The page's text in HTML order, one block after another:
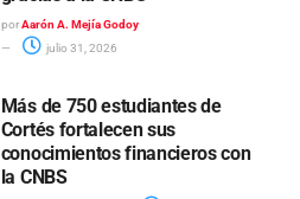
por Aarón A. Mejía Godoy
julio 31, 2026
Más de 750 estudiantes de
Cortés fortalecen sus
conocimientos financieros con
la CNBS